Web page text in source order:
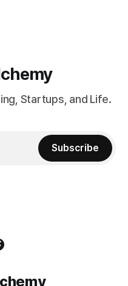
Startups, and Life.
Subscribe